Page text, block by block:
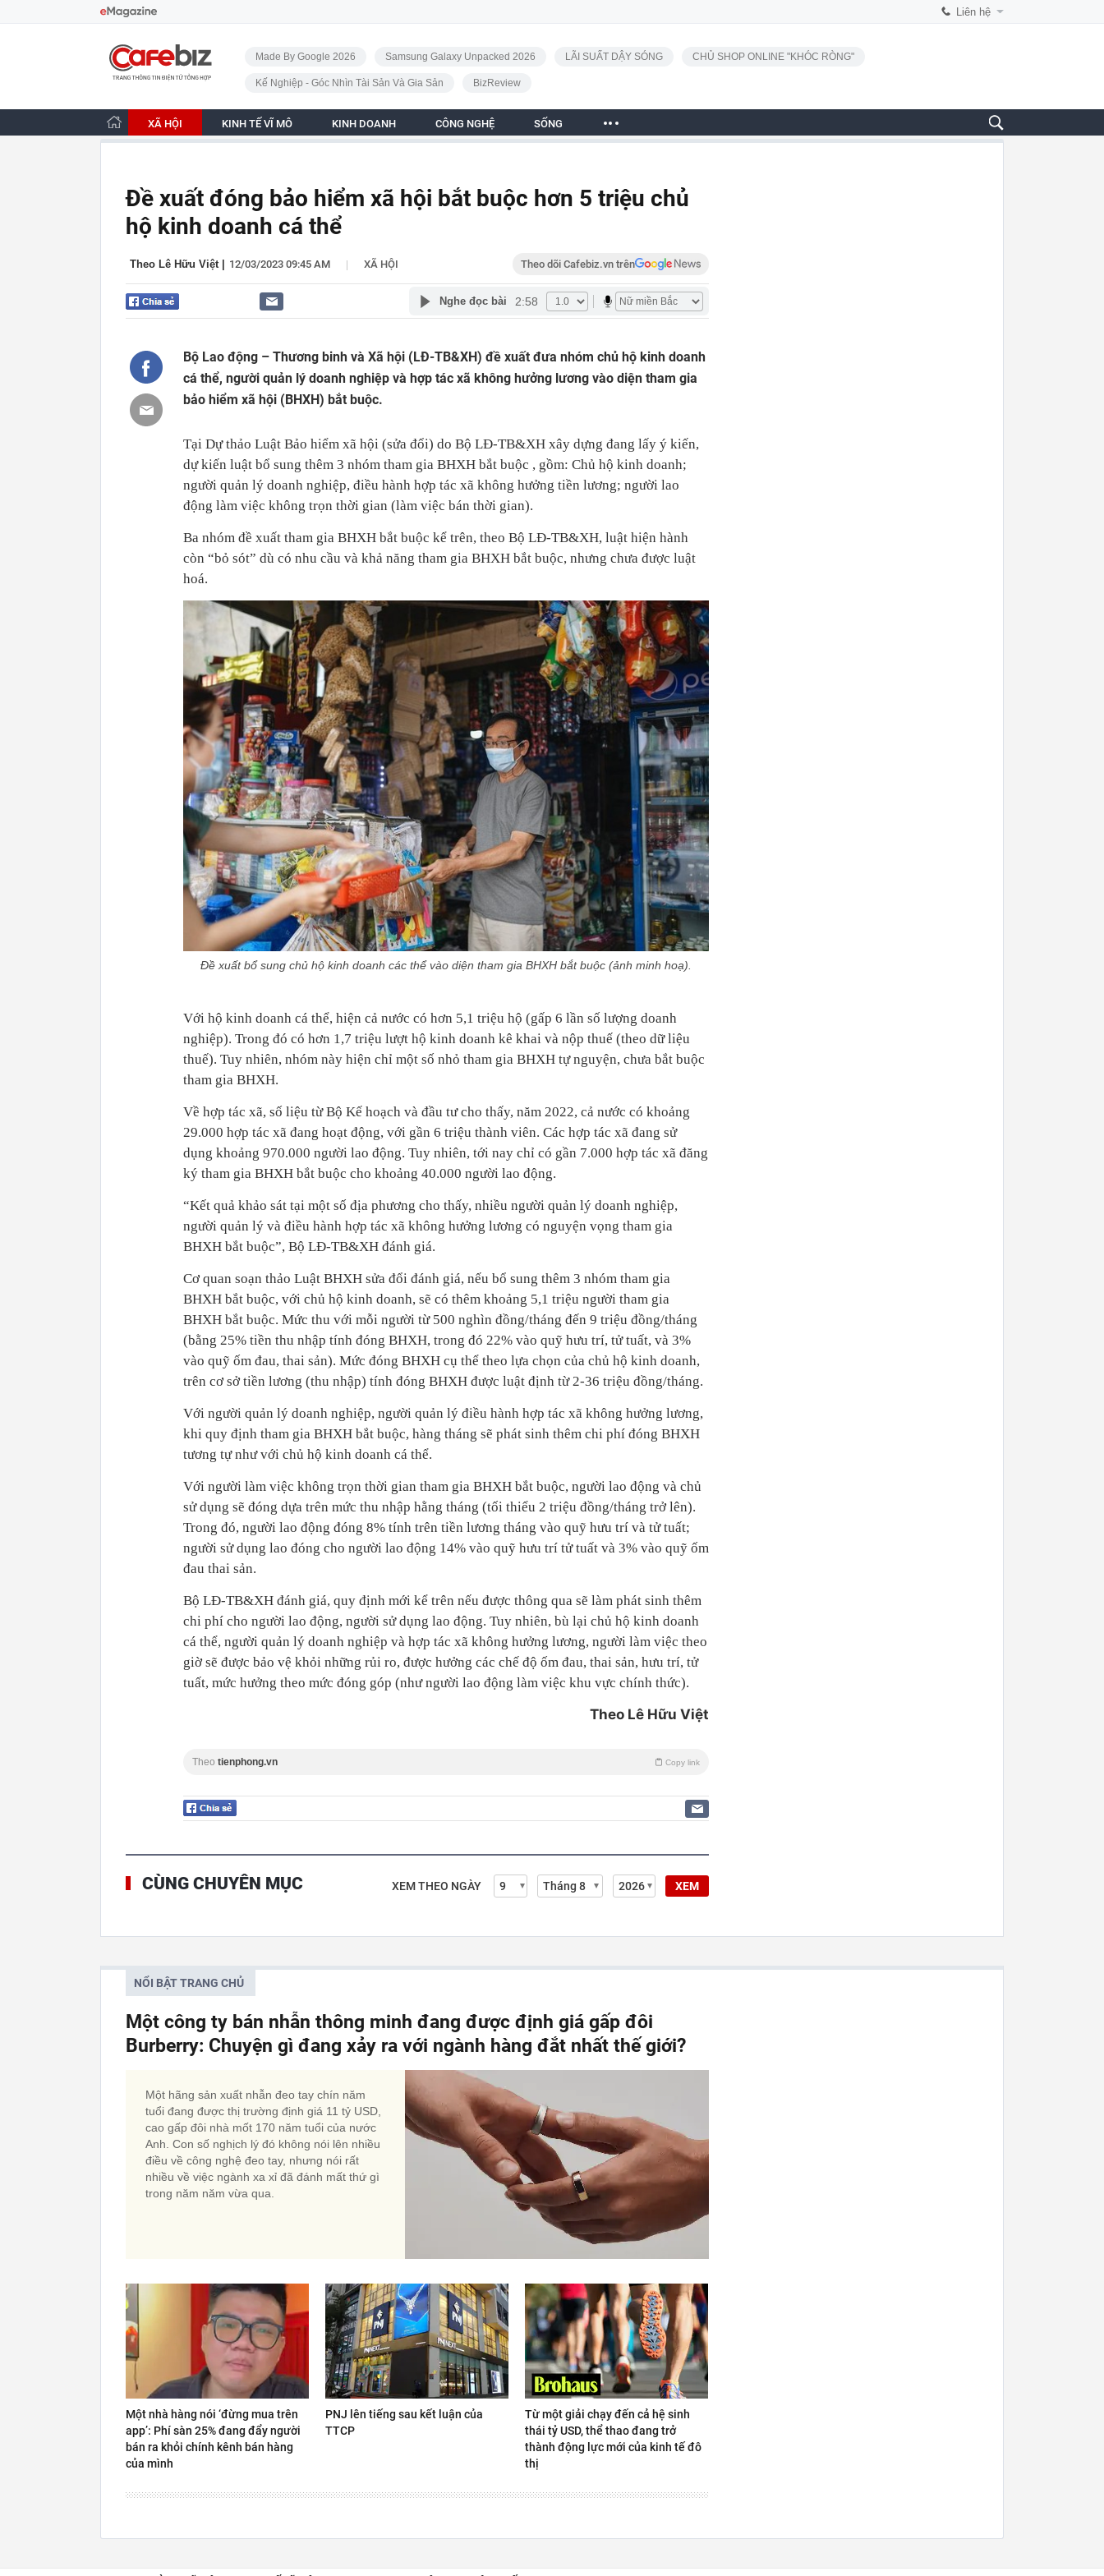
Liên hệ
CafeBiz - Trang chủ
Made By Google 2026 Samsung Galaxy Unpacked 2026 LÃI SUẤT DẬY SÓNG CHỦ SHOP ONLINE "KHÓC RÒNG"
Kế Nghiệp - Góc Nhìn Tài Sản Và Gia Sản BizReview
XÃ HỘI KINH TẾ VĨ MÔ KINH DOANH CÔNG NGHỆ SỐNG
Đề xuất đóng bảo hiểm xã hội bắt buộc hơn 5 triệu chủ
hộ kinh doanh cá thể
Theo Lê Hữu Việt| 12/03/2023 09:45 AM | XÃ HỘI Theo dõi Cafebiz.vn trên
Nghe đọc bài 2:58
Bộ Lao động – Thương binh và Xã hội (LĐ-TB&XH) đề xuất đưa nhóm chủ hộ kinh doanh
cá thể, người quản lý doanh nghiệp và hợp tác xã không hưởng lương vào diện tham gia
bảo hiểm xã hội (BHXH) bắt buộc.
Tại Dự thảo Luật Bảo hiểm xã hội (sửa đổi) do Bộ LĐ-TB&XH xây dựng đang lấy ý kiến,
dự kiến luật bổ sung thêm 3 nhóm tham gia BHXH bắt buộc , gồm: Chủ hộ kinh doanh;
người quản lý doanh nghiệp, điều hành hợp tác xã không hưởng tiền lương; người lao
động làm việc không trọn thời gian (làm việc bán thời gian).
Ba nhóm đề xuất tham gia BHXH bắt buộc kể trên, theo Bộ LĐ-TB&XH, luật hiện hành
còn “bỏ sót” dù có nhu cầu và khả năng tham gia BHXH bắt buộc, nhưng chưa được luật
hoá.
Đề xuất bổ sung chủ hộ kinh doanh các thể vào diện tham gia BHXH bắt buộc (ảnh minh hoạ).
Với hộ kinh doanh cá thể, hiện cả nước có hơn 5,1 triệu hộ (gấp 6 lần số lượng doanh
nghiệp). Trong đó có hơn 1,7 triệu lượt hộ kinh doanh kê khai và nộp thuế (theo dữ liệu
thuế). Tuy nhiên, nhóm này hiện chỉ một số nhỏ tham gia BHXH tự nguyện, chưa bắt buộc
tham gia BHXH.
Về hợp tác xã, số liệu từ Bộ Kế hoạch và đầu tư cho thấy, năm 2022, cả nước có khoảng
29.000 hợp tác xã đang hoạt động, với gần 6 triệu thành viên. Các hợp tác xã đang sử
dụng khoảng 970.000 người lao động. Tuy nhiên, tới nay chỉ có gần 7.000 hợp tác xã đăng
ký tham gia BHXH bắt buộc cho khoảng 40.000 người lao động.
“Kết quả khảo sát tại một số địa phương cho thấy, nhiều người quản lý doanh nghiệp,
người quản lý và điều hành hợp tác xã không hưởng lương có nguyện vọng tham gia
BHXH bắt buộc”, Bộ LĐ-TB&XH đánh giá.
Cơ quan soạn thảo Luật BHXH sửa đổi đánh giá, nếu bổ sung thêm 3 nhóm tham gia
BHXH bắt buộc, với chủ hộ kinh doanh, sẽ có thêm khoảng 5,1 triệu người tham gia
BHXH bắt buộc. Mức thu với mỗi người từ 500 nghìn đồng/tháng đến 9 triệu đồng/tháng
(bằng 25% tiền thu nhập tính đóng BHXH, trong đó 22% vào quỹ hưu trí, tử tuất, và 3%
vào quỹ ốm đau, thai sản). Mức đóng BHXH cụ thể theo lựa chọn của chủ hộ kinh doanh,
trên cơ sở tiền lương (thu nhập) tính đóng BHXH được luật định từ 2-36 triệu đồng/tháng.
Với người quản lý doanh nghiệp, người quản lý điều hành hợp tác xã không hưởng lương,
khi quy định tham gia BHXH bắt buộc, hàng tháng sẽ phát sinh thêm chi phí đóng BHXH
tương tự như với chủ hộ kinh doanh cá thể.
Với người làm việc không trọn thời gian tham gia BHXH bắt buộc, người lao động và chủ
sử dụng sẽ đóng dựa trên mức thu nhập hằng tháng (tối thiểu 2 triệu đồng/tháng trở lên).
Trong đó, người lao động đóng 8% tính trên tiền lương tháng vào quỹ hưu trí và tử tuất;
người sử dụng lao đóng cho người lao động 14% vào quỹ hưu trí tử tuất và 3% vào quỹ ốm
đau thai sản.
Bộ LĐ-TB&XH đánh giá, quy định mới kể trên nếu được thông qua sẽ làm phát sinh thêm
chi phí cho người lao động, người sử dụng lao động. Tuy nhiên, bù lại chủ hộ kinh doanh
cá thể, người quản lý doanh nghiệp và hợp tác xã không hưởng lương, người làm việc theo
giờ sẽ được bảo vệ khỏi những rủi ro, được hưởng các chế độ ốm đau, thai sản, hưu trí, tử
tuất, mức hưởng theo mức đóng góp (như người lao động làm việc khu vực chính thức).
Theo Lê Hữu Việt
Theo tienphong.vn Copy link
CÙNG CHUYÊN MỤC XEM THEO NGÀY XEM
NỔI BẬT TRANG CHỦ
Một công ty bán nhẫn thông minh đang được định giá gấp đôi
Burberry: Chuyện gì đang xảy ra với ngành hàng đắt nhất thế giới?
Một hãng sản xuất nhẫn đeo tay chín năm
tuổi đang được thị trường định giá 11 tỷ USD,
cao gấp đôi nhà mốt 170 năm tuổi của nước
Anh. Con số nghịch lý đó không nói lên nhiều
điều về công nghệ đeo tay, nhưng nói rất
nhiều về việc ngành xa xỉ đã đánh mất thứ gì
trong năm năm vừa qua.
Một nhà hàng nói ‘đừng mua trên
app’: Phí sàn 25% đang đẩy người
bán ra khỏi chính kênh bán hàng
của mình
PNJ lên tiếng sau kết luận của
TTCP
Từ một giải chạy đến cả hệ sinh
thái tỷ USD, thể thao đang trở
thành động lực mới của kinh tế đô
thị